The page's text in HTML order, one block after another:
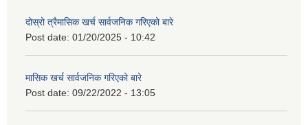
दोस्रो त्रैमासिक खर्च सार्वजनिक गरिएको बारे
Post date: 01/20/2025 - 10:42
मासिक खर्च सार्वजनिक गरिएको बारे
Post date: 09/22/2022 - 13:05